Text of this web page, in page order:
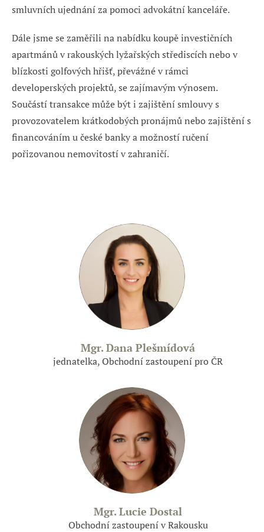
smluvních ujednání za pomoci advokátní kanceláře.
Dále jsme se zaměřili na nabídku koupě investičních
apartmánů v rakouských lyžařských střediscích nebo v
blízkosti golfových hřišť, převážné v rámci
developerských projektů, se zajímavým výnosem.
Součástí transakce může být i zajištění smlouvy s
provozovatelem krátkodobých pronájmů nebo zajištění s
financováním u české banky a možností ručení
pořizovanou nemovitostí v zahraničí.
Mgr. Dana Plešmídová
jednatelka, Obchodní zastoupení pro ČR
Mgr. Lucie Dostal
Obchodní zastoupení v Rakousku